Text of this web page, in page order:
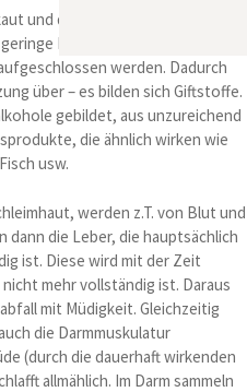
und die groben
Menge an
werden. Dadurch
über – es bilden sich Giftstoffe.
gebildet, aus unzureichend
die ähnlich wirken wie
usw.
werden z.T. von Blut und
dann die Leber, die hauptsächlich
ist. Diese wird mit der Zeit
mehr vollständig ist. Daraus
mit Müdigkeit. Gleichzeitig
die Darmmuskulatur
(durch die dauerhaft wirkenden
allmählich. Im Darm sammeln